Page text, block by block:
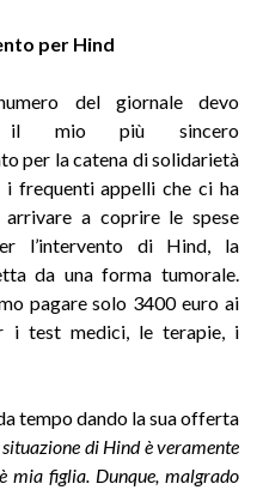
per Hind
del giornale devo
il mio più sincero
per la catena di solidarietà
frequenti appelli che ci ha
arrivare a coprire le spese
l’intervento di Hind, la
da una forma tumorale.
pagare solo 3400 euro ai
i test medici, le terapie, i
tempo dando la sua offerta
situazione di Hindèveramente
è mia figlia. Dunque, malgrado